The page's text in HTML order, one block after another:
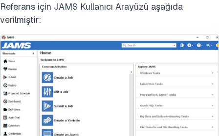
Referans için JAMS Kullanıcı Arayüzü aşağıda
verilmiştir: